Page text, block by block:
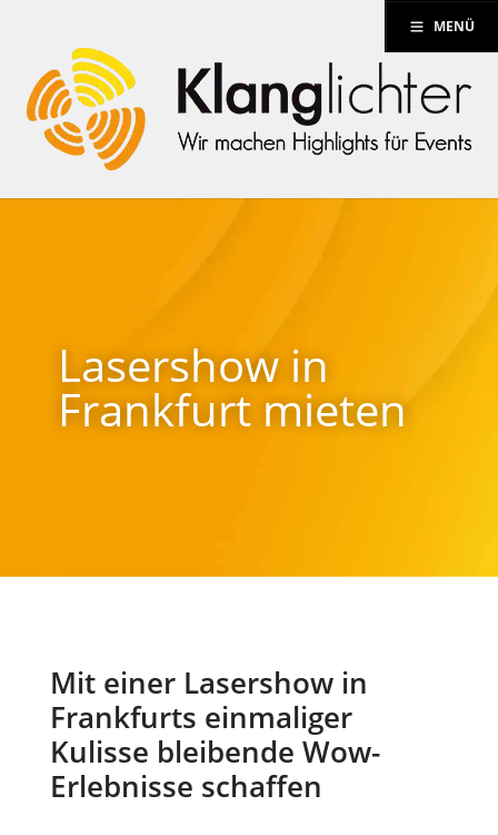
MENÜ
Lasershow in
Frankfurt mieten
Mit einer Lasershow in
Frankfurts einmaliger
Kulisse bleibende Wow-
Erlebnisse schaffen